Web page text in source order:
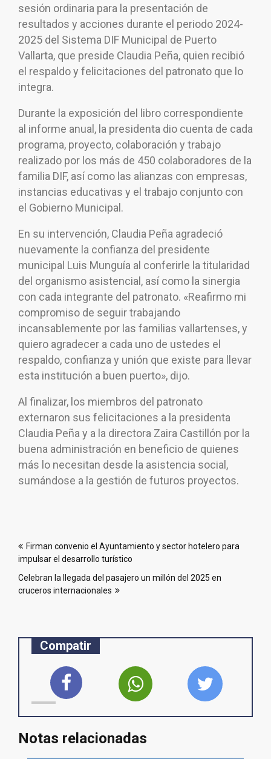
sesión ordinaria para la presentación de
resultados y acciones durante el periodo 2024-
2025 del Sistema DIF Municipal de Puerto
Vallarta, que preside Claudia Peña, quien recibió
el respaldo y felicitaciones del patronato que lo
integra.
Durante la exposición del libro correspondiente
al informe anual, la presidenta dio cuenta de cada
programa, proyecto, colaboración y trabajo
realizado por los más de 450 colaboradores de la
familia DIF, así como las alianzas con empresas,
instancias educativas y el trabajo conjunto con
el Gobierno Municipal.
En su intervención, Claudia Peña agradeció
nuevamente la confianza del presidente
municipal Luis Munguía al conferirle la titularidad
del organismo asistencial, así como la sinergia
con cada integrante del patronato. «Reafirmo mi
compromiso de seguir trabajando
incansablemente por las familias vallartenses, y
quiero agradecer a cada uno de ustedes el
respaldo, confianza y unión que existe para llevar
esta institución a buen puerto», dijo.
Al finalizar, los miembros del patronato
externaron sus felicitaciones a la presidenta
Claudia Peña y a la directora Zaira Castillón por la
buena administración en beneficio de quienes
más lo necesitan desde la asistencia social,
sumándose a la gestión de futuros proyectos.
de
entradas
Firman convenio el Ayuntamiento y sector hotelero para
impulsar el desarrollo turístico
Celebran la llegada del pasajero un millón del 2025 en
cruceros internacionales
Compatir
Notas relacionadas